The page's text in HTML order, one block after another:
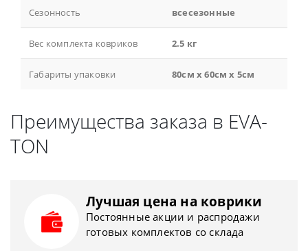
Сезонность всесезонные
Вес комплекта ковриков 2.5 кг
Габариты упаковки 80см x 60см x 5см
Преимущества заказа в EVA-
TON
Лучшая цена на коврики
Постоянные акции и распродажи
готовых комплектов со склада